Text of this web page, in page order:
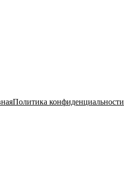
Политика конфиденциальности